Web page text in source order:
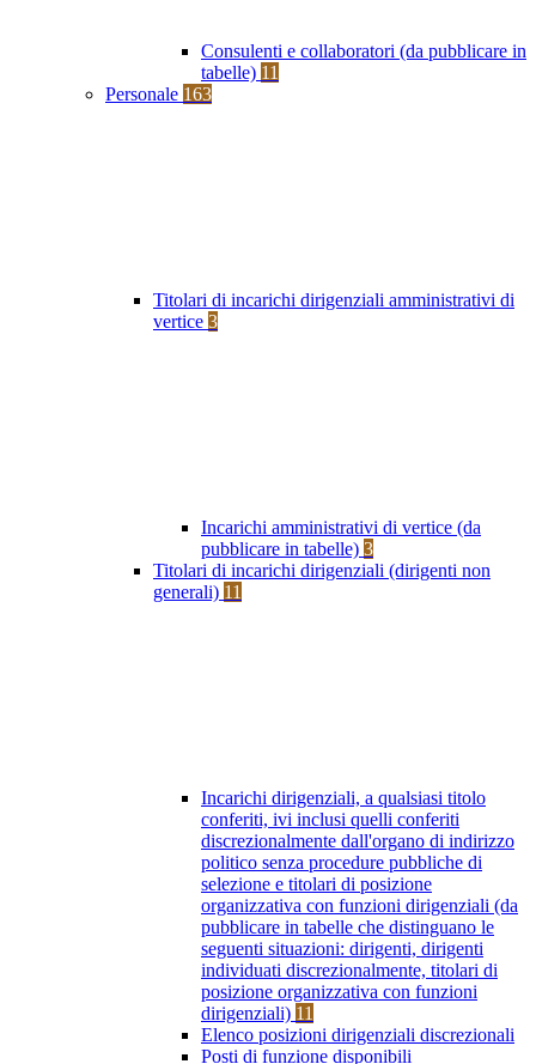
Consulenti e collaboratori (da pubblicare in
tabelle) 11
Personale 163
Titolari di incarichi dirigenziali amministrativi di
vertice 3
Incarichi amministrativi di vertice (da
pubblicare in tabelle) 3
Titolari di incarichi dirigenziali (dirigenti non
generali) 11
Incarichi dirigenziali, a qualsiasi titolo
conferiti, ivi inclusi quelli conferiti
discrezionalmente dall'organo di indirizzo
politico senza procedure pubbliche di
selezione e titolari di posizione
organizzativa con funzioni dirigenziali (da
pubblicare in tabelle che distinguano le
seguenti situazioni: dirigenti, dirigenti
individuati discrezionalmente, titolari di
posizione organizzativa con funzioni
dirigenziali) 11
Elenco posizioni dirigenziali discrezionali
Posti di funzione disponibili